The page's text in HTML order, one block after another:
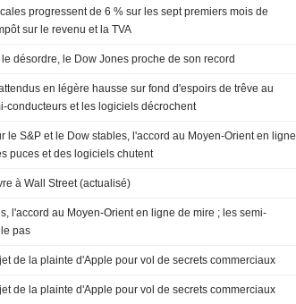
progressent de 6 % sur les sept premiers mois de
sur le revenu et la TVA
désordre, le Dow Jones proche de son record
en légère hausse sur fond d'espoirs de trêve au
conducteurs et les logiciels décrochent
le S&P et le Dow stables, l'accord au Moyen-Orient en ligne
puces et des logiciels chutent
à Wall Street (actualisé)
l'accord au Moyen-Orient en ligne de mire ; les semi-
pas
de la plainte d'Apple pour vol de secrets commerciaux
de la plainte d'Apple pour vol de secrets commerciaux